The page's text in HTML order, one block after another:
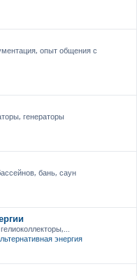
опыт общения с
генераторы
бань, саун
энергия